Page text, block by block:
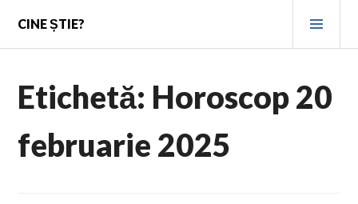
content
CINE ȘTIE?
Etichetă: Horoscop 20
februarie 2025